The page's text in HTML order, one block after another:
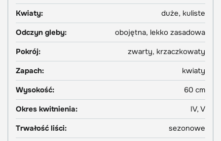
Kwiaty:
duże, kuliste
Odczyn gleby:
obojętna, lekko zasadowa
Pokrój:
zwarty, krzaczkowaty
Zapach:
kwiaty
Wysokość:
60 cm
Okres kwitnienia:
IV, V
Trwałość liści:
sezonowe